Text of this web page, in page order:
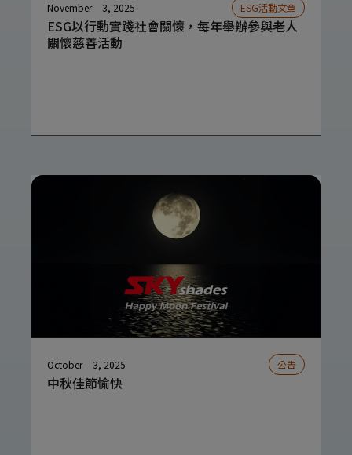
November 3, 2025 ESG活動文章
ESG以行動實踐社會關懷，每年舉辦參與老人
關懷慈善活動
October 3, 2025 公告
中秋佳節愉快